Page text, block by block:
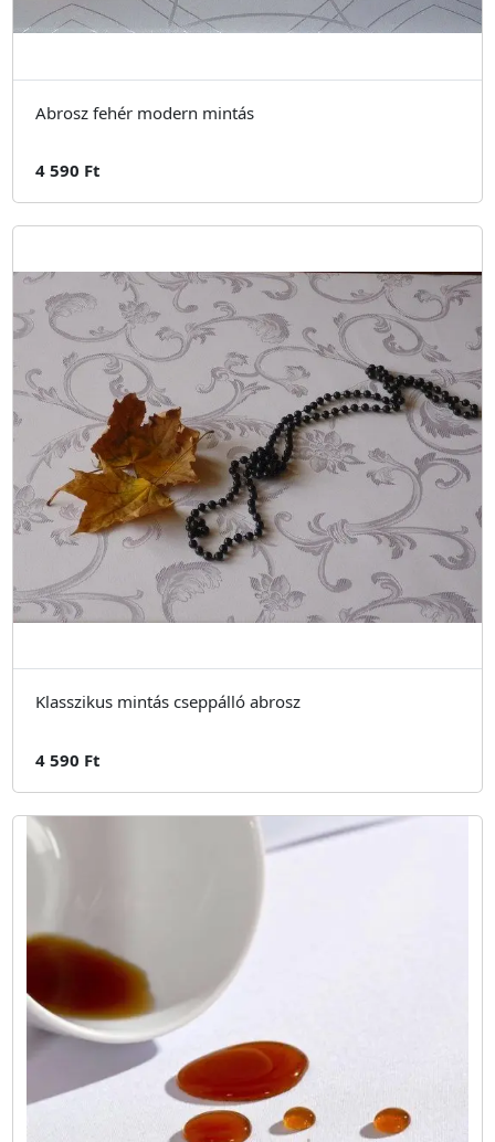
Abrosz fehér modern mintás
4 590 Ft
Klasszikus mintás cseppálló abrosz
4 590 Ft